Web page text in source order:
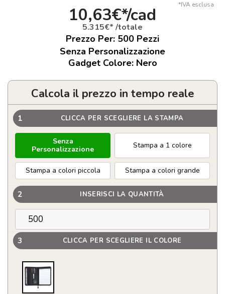
*IVA esclusa
10,63€*/cad
5.315€* /totale
Prezzo Per: 500 Pezzi
Senza Personalizzazione
Gadget Colore: Nero
Calcola il prezzo in tempo reale
1 CLICCA PER SCEGLIERE LA STAMPA
Senza
Personalizzazione
Stampa a 1 colore
Stampa a colori piccola Stampa a colori grande
2 INSERISCI LA QUANTITÀ
3 CLICCA PER SCEGLIERE IL COLORE